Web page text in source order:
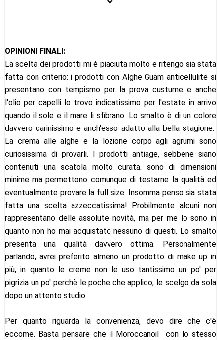
OPINIONI FINALI:
La scelta dei prodotti mi è piaciuta molto e ritengo sia stata
fatta con criterio: i prodotti con Alghe Guam anticellulite si
presentano con tempismo per la prova custume e anche
l'olio per capelli lo trovo indicatissimo per l'estate in arrivo
quando il sole e il mare li sfibrano. Lo smalto è di un colore
davvero carinissimo e anch'esso adatto alla bella stagione.
La crema alle alghe e la lozione corpo agli agrumi sono
curiosissima di provarli. I prodotti antiage, sebbene siano
contenuti una scatola molto curata, sono di dimensioni
minime ma permettono comunque di testarne la qualità ed
eventualmente provare la full size. Insomma penso sia stata
fatta una scelta azzeccatissima! Probilmente alcuni non
rappresentano delle assolute novità, ma per me lo sono in
quanto non ho mai acquistato nessuno di questi. Lo smalto
presenta una qualità davvero ottima. Personalmente
parlando, avrei preferito almeno un prodotto di make up in
più, in quanto le creme non le uso tantissimo un po' per
pigrizia un po' perchè le poche che applico, le scelgo da sola
dopo un attento studio.
Per quanto riguarda la convenienza, devo dire che c'è
eccome. Basta pensare che il Moroccanoil con lo stesso